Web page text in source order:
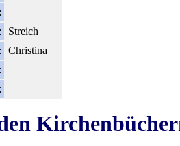
Streich
Christina